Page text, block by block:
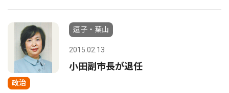
政治
逗子・葉山
2015.02.13
小田副市長が退任